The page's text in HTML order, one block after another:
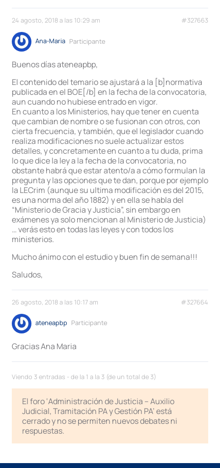
24 agosto, 2018 a las 10:29 am #327663
Ana-Maria Participante
Buenos días ateneapbp,
El contenido del temario se ajustará a la [b]normativa
publicada en el BOE[/b] en la fecha de la convocatoria,
aun cuando no hubiese entrado en vigor.
En cuanto a los Ministerios, hay que tener en cuenta
que cambian de nombre o se fusionan con otros, con
cierta frecuencia, y también, que el legislador cuando
realiza modificaciones no suele actualizar estos
detalles, y concretamente en cuanto a tu duda, prima
lo que dice la ley a la fecha de la convocatoria, no
obstante habrá que estar atento/a a cómo formulan la
pregunta y las opciones que te dan, porque por ejemplo
la LECrim (aunque su ultima modificación es del 2015,
es una norma del año 1882) y en ella se habla del
“Ministerio de Gracia y Justicia”, sin embargo en
exámenes ya solo mencionan al Ministerio de Justicia)
… verás esto en todas las leyes y con todos los
ministerios.
Mucho ánimo con el estudio y buen fin de semana!!!
Saludos,
26 agosto, 2018 a las 10:17 am #327664
ateneapbp Participante
Gracias Ana Maria
Viendo 3 entradas - de la 1 a la 3 (de un total de 3)
El foro ‘Administración de Justicia – Auxilio
Judicial, Tramitación PA y Gestión PA’ está
cerrado y no se permiten nuevos debates ni
respuestas.